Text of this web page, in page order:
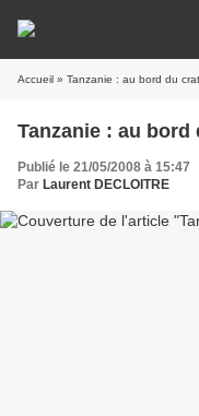
Accueil » Tanzanie : au bord du
Tanzanie : au bord
Publié le 21/05/2008 à 15:47
Par Laurent DECLOITRE